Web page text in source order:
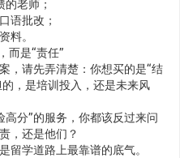
老师；
语批改；
料。
而是“责任”
，请先弄清楚：你想买的是“结
，是培训投入，还是未来风
高分”的服务，你都该反过来问
，还是他们？
留学道路上最靠谱的底气。